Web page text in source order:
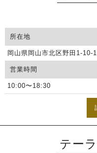
所在地
岡山県岡山市北区野田1-10-
営業時間
10:00〜18:30
テー